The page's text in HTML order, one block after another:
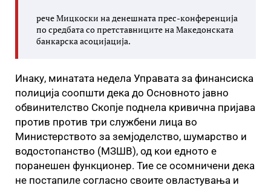
рече Мицкоски на денешната прес-конференција
по средбата со претставниците на Македонската
банкарска асоцијација.
Инаку, минатата недела Управата за финансиска
полиција соопшти дека до Основното јавно
обвинителство Скопје поднела кривична пријава
против против три службени лица во
Министерството за земјоделство, шумарство и
водостопанство (МЗШВ), од кои едното е
поранешен функционер. Тие се осомничени дека
не постапиле согласно своите овластувања и